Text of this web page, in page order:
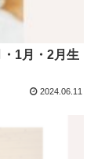
1月・2月生
2024.06.11